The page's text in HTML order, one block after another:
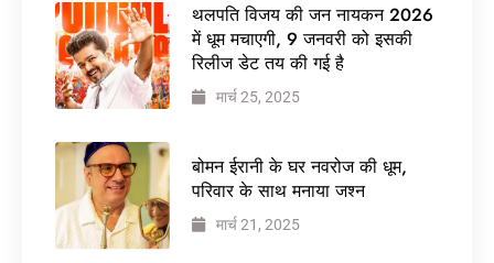
थलपति विजय की जन नायकन 2026
में धूम मचाएगी, 9 जनवरी को इसकी
रिलीज डेट तय की गई है
मार्च 25, 2025
बोमन ईरानी के घर नवरोज की धूम,
परिवार के साथ मनाया जश्न
मार्च 21, 2025